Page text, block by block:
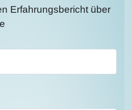
Erfahrungsbericht über